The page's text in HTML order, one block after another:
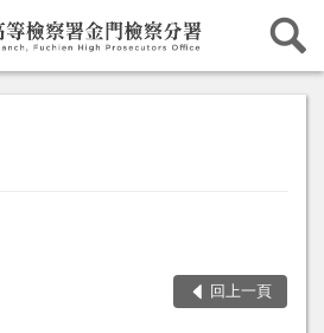
回上一頁